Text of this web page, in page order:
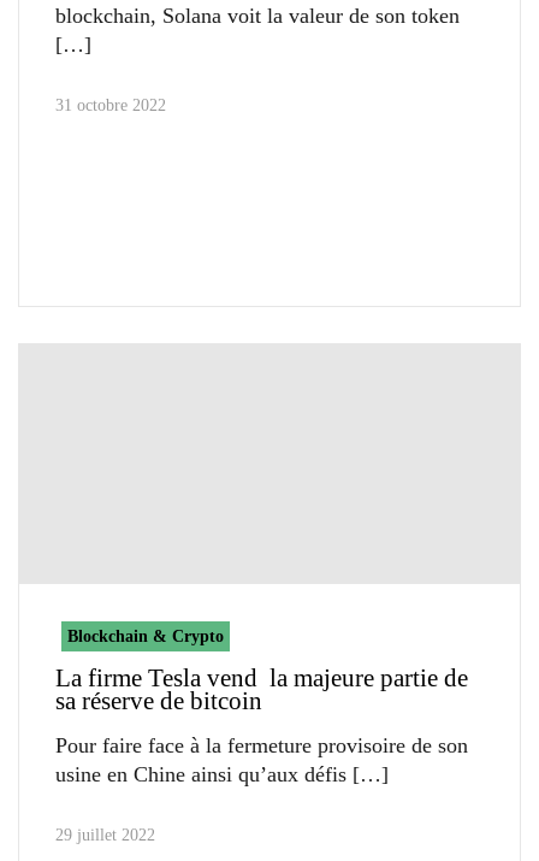
blockchain, Solana voit la valeur de son token
31 octobre 2022
Blockchain & Crypto
La firme Tesla vend la majeure partie de
sa réserve de bitcoin
Pour faire face à la fermeture provisoire de son
usine en Chine ainsi qu’aux défis
29 juillet 2022